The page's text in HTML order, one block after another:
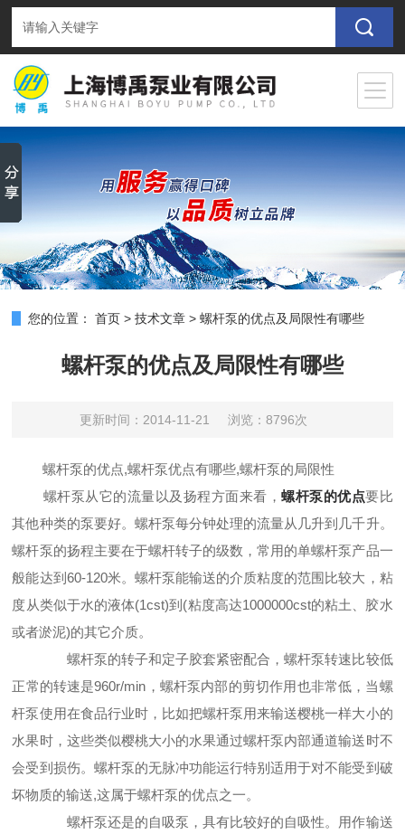
您的位置： 首页 >技术文章 >螺杆泵的优点及局限性有哪些
螺杆泵的优点及局限性有哪些
更新时间：2014-11-21 浏览：8796次
螺杆泵的优点,螺杆泵优点有哪些,螺杆泵的局限性
螺杆泵从它的流量以及扬程方面来看，螺杆泵的优点要比
其他种类的泵要好。螺杆泵每分钟处理的流量从几升到几千升。
螺杆泵的扬程主要在于螺杆转子的级数，常用的单螺杆泵产品一
般能达到60-120米。螺杆泵能输送的介质粘度的范围比较大，粘
度从类似于水的液体(1cst)到(粘度高达1000000cst的粘土、胶水
或者淤泥)的其它介质。
螺杆泵的转子和定子胶套紧密配合，螺杆泵转速比较低
正常的转速是960r/min，螺杆泵内部的剪切作用也非常低，当螺
杆泵使用在食品行业时，比如把螺杆泵用来输送樱桃一样大小的
水果时，这些类似樱桃大小的水果通过螺杆泵内部通道输送时不
会受到损伤。螺杆泵的无脉冲功能运行特别适用于对不能受到破
坏物质的输送,这属于螺杆泵的优点之一。
螺杆泵还是的自吸泵 ，具有比较好的自吸性。用作输送